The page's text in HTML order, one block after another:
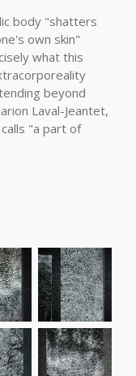
body "shatters
own skin"
what this
beyond
Laval-Jeantet,
"a part of